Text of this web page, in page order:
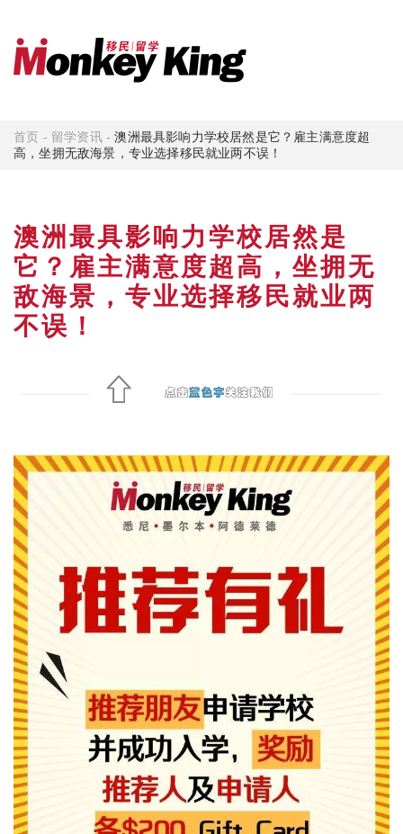
首页 - 留学资讯-澳洲最具影响力学校居然是它？雇主满意度超
高，坐拥无敌海景，专业选择移民就业两不误！
澳洲最具影响力学校居然是
它？雇主满意度超高，坐拥无
敌海景，专业选择移民就业两
不误！